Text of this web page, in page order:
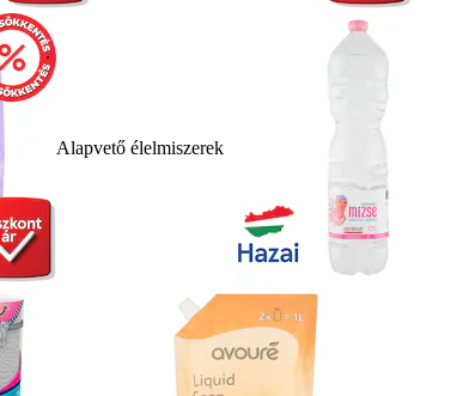
Alapvető élelmiszerek